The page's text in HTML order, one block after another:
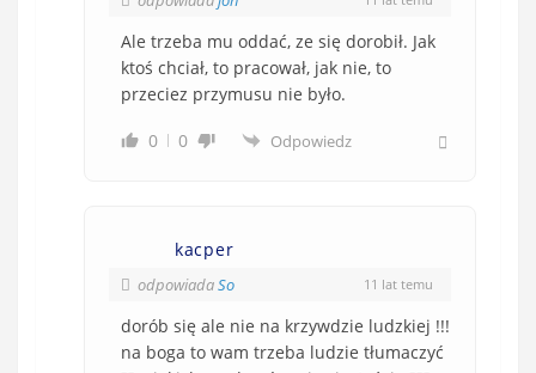
Ale trzeba mu oddać, ze się dorobił. Jak
ktoś chciał, to pracował, jak nie, to
przeciez przymusu nie było.
0 0 Odpowiedz
kacper
odpowiadaSo 11 lat temu
dorób się ale nie na krzywdzie ludzkiej !!!
na boga to wam trzeba ludzie tłumaczyć